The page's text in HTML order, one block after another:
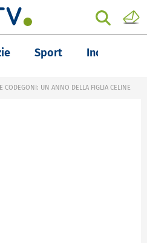
Sport Inchieste
CODEGONI: UN ANNO DELLA FIGLIA CELINE